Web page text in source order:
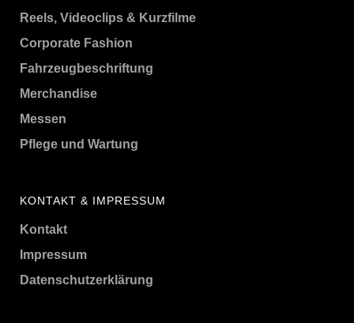
Reels, Videoclips & Kurzfilme
Corporate Fashion
Fahrzeugbeschriftung
Merchandise
Messen
Pflege und Wartung
KONTAKT & IMPRESSUM
Kontakt
Impressum
Datenschutzerklärung